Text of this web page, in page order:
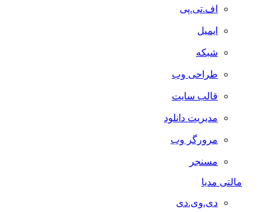
اف.تی.پی
ایمیل
شبکه
طراحی وب
قالب سایت
مدیریت دانلود
مرورگر وب
مسنجر
مالتی مدیا
دی.وی.دی